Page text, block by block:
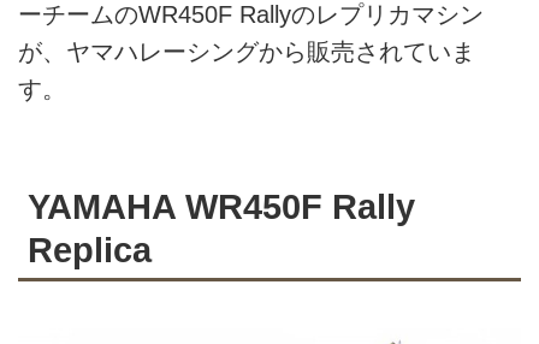
ーチームのWR450F Rallyのレプリカマシン
が、ヤマハレーシングから販売されていま
す。
YAMAHA WR450F Rally
Replica